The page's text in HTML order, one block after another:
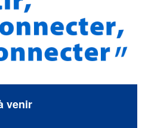
venir